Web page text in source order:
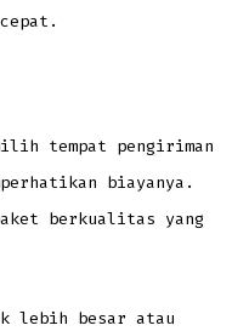
tempat pengiriman
biayanya.
berkualitas yang
lebih besar atau